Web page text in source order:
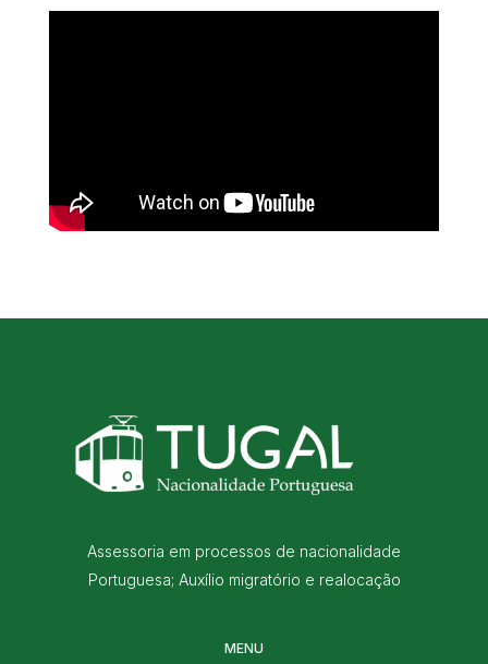
Assessoria em processos de nacionalidade
Portuguesa; Auxílio migratório e realocação
MENU